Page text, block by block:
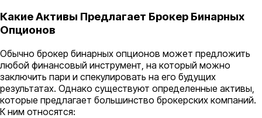
Какие Активы Предлагает Брокер Бинарных
Опционов
Обычно брокер бинарных опционов может предложить
любой финансовый инструмент, на который можно
заключить пари и спекулировать на его будущих
результатах. Однако существуют определенные активы,
которые предлагает большинство брокерских компаний.
К ним относятся: